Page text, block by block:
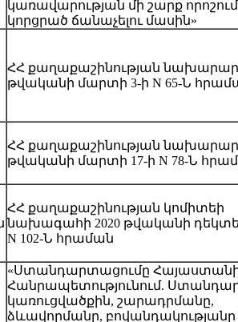
կառավարության մի շարք
կորցրած ճանաչելու մասին»
ՀՀ քաղաքաշինության
թվականի մարտի 3-ի N 65-Ն
ՀՀ քաղաքաշինության
թվականի մարտի 17-ի N 78-Ն
ՀՀ քաղաքաշինության կոմիտեի
նախագահի 2020 թվականի
N 102-Ն հրաման
«Ստանդարտացումը
Հանրապետությունում.
կառուցվածքին, շարադրմանը,
ձևավորմանը,